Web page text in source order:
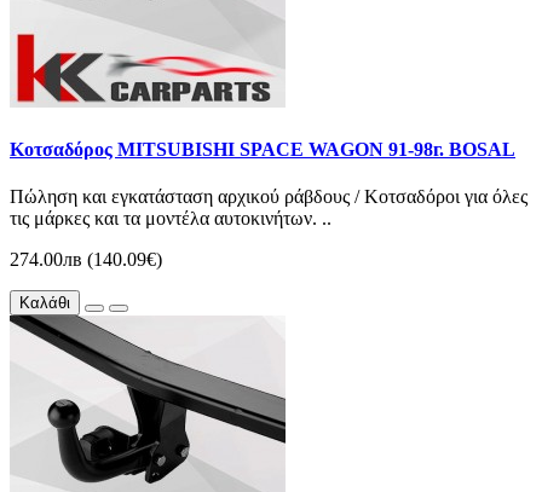
Κοτσαδόρος MITSUBISHI SPACE WAGON 91-98г. BOSAL
Πώληση και εγκατάσταση αρχικού ράβδους / Κοτσαδόροι για όλες
τις μάρκες και τα μοντέλα αυτοκινήτων. ..
274.00лв (140.09€)
Καλάθι